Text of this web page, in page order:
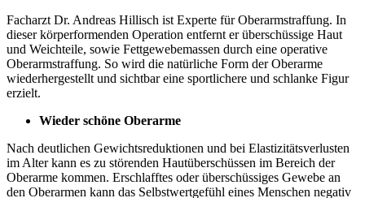
Facharzt Dr. Andreas Hillisch ist Experte für Oberarmstraffung. In
dieser körperformenden Operation entfernt er überschüssige Haut
und Weichteile, sowie Fettgewebemassen durch eine operative
Oberarmstraffung. So wird die natürliche Form der Oberarme
wiederhergestellt und sichtbar eine sportlichere und schlanke Figur
erzielt.
Wieder schöne Oberarme
Nach deutlichen Gewichtsreduktionen und bei Elastizitätsverlusten
im Alter kann es zu störenden Hautüberschüssen im Bereich der
Oberarme kommen. Erschlafftes oder überschüssiges Gewebe an
den Oberarmen kann das Selbstwertgefühl eines Menschen negativ